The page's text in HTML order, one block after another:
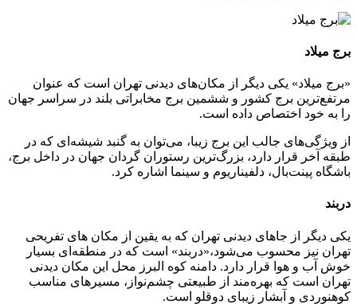
برج میلاد
«برج میلاد» یکی دیگر از مکان‌‌های دیدنی تهران است که عنوان
مرتفع‌ترین برج کشور و ششمین برج مخابراتی بلند در سراسر جهان
را به خود اختصاص داده است.
از ویژگی‌های جالب این برج زیبا، می‌توان به گنبد شیشه‌ای که در
طبقه آخر قرار دارد، بزرگ‌ترین رستوران گردان جهان در داخل برج،
باشگاه پینت‌بال، دلفیناریوم و سینما اشاره کرد.
دربند
یکی دیگر از جاهای دیدنی تهران که به یقین از مکان های تفریحی
تهران نیز محسوب می‌شود،«دربند» است که در منطقه‌ای بسیار
خوش‌ آب و هوا قرار دارد. دامنه کوه البرز محل این مکان دیدنی
تهران است که بهره‌مند از طبیعتی چشم‌نواز، مسیرهای مناسب
کوهنوردی و آبشار زیبای دوقلو است.